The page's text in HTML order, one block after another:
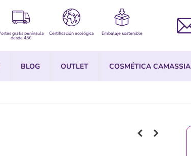
gratis península
desde 45€
Certificación ecológica Embalaje sostenible
BLOG OUTLET COSMÉTICA CAMASSIA